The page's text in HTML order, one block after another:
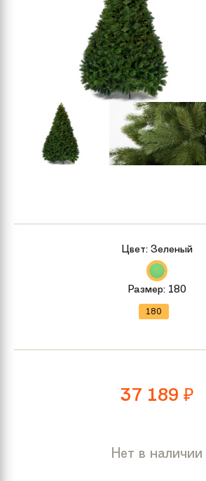
37 189 ₽
Нет в наличии
Цвет: Зеленый
Размер: 180
180